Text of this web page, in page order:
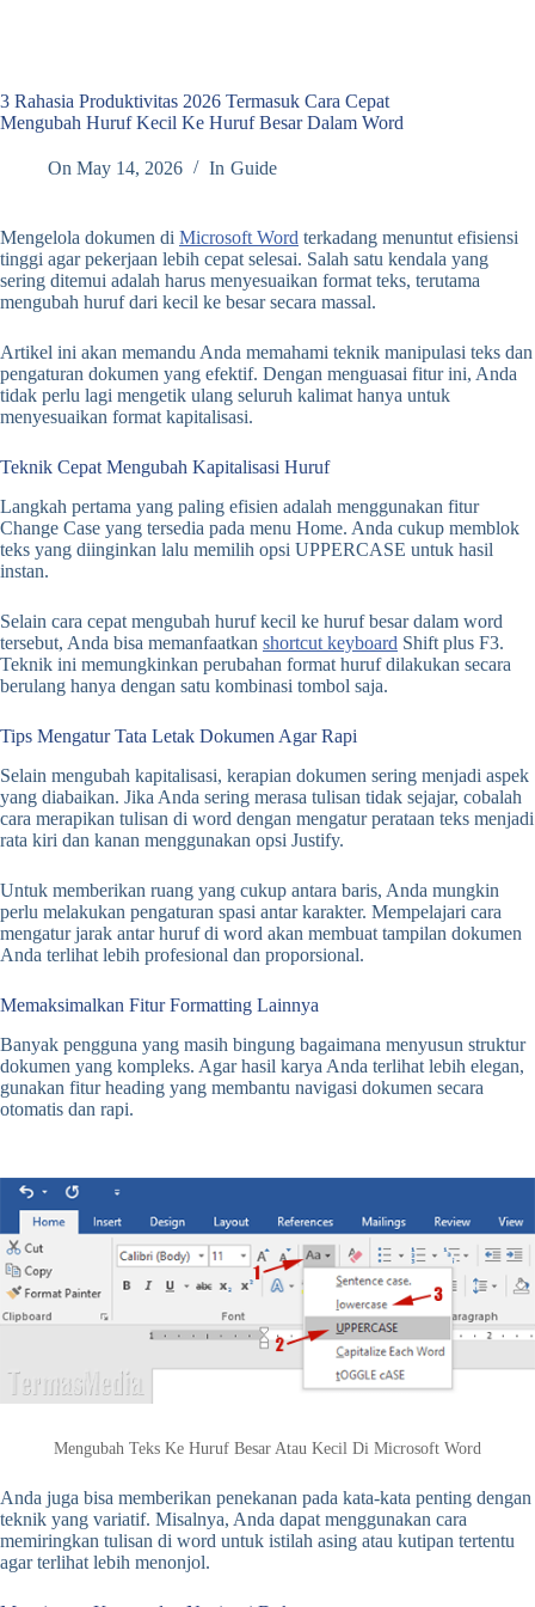
3 Rahasia Produktivitas 2026 Termasuk Cara Cepat
Mengubah Huruf Kecil Ke Huruf Besar Dalam Word
On May 14, 2026 In Guide
Mengelola dokumen di Microsoft Word terkadang menuntut efisiensi
tinggi agar pekerjaan lebih cepat selesai. Salah satu kendala yang
sering ditemui adalah harus menyesuaikan format teks, terutama
mengubah huruf dari kecil ke besar secara massal.
Artikel ini akan memandu Anda memahami teknik manipulasi teks dan
pengaturan dokumen yang efektif. Dengan menguasai fitur ini, Anda
tidak perlu lagi mengetik ulang seluruh kalimat hanya untuk
menyesuaikan format kapitalisasi.
Teknik Cepat Mengubah Kapitalisasi Huruf
Langkah pertama yang paling efisien adalah menggunakan fitur
Change Case yang tersedia pada menu Home. Anda cukup memblok
teks yang diinginkan lalu memilih opsi UPPERCASE untuk hasil
instan.
Selain cara cepat mengubah huruf kecil ke huruf besar dalam word
tersebut, Anda bisa memanfaatkan shortcut keyboard Shift plus F3.
Teknik ini memungkinkan perubahan format huruf dilakukan secara
berulang hanya dengan satu kombinasi tombol saja.
Tips Mengatur Tata Letak Dokumen Agar Rapi
Selain mengubah kapitalisasi, kerapian dokumen sering menjadi aspek
yang diabaikan. Jika Anda sering merasa tulisan tidak sejajar, cobalah
cara merapikan tulisan di word dengan mengatur perataan teks menjadi
rata kiri dan kanan menggunakan opsi Justify.
Untuk memberikan ruang yang cukup antara baris, Anda mungkin
perlu melakukan pengaturan spasi antar karakter. Mempelajari cara
mengatur jarak antar huruf di word akan membuat tampilan dokumen
Anda terlihat lebih profesional dan proporsional.
Memaksimalkan Fitur Formatting Lainnya
Banyak pengguna yang masih bingung bagaimana menyusun struktur
dokumen yang kompleks. Agar hasil karya Anda terlihat lebih elegan,
gunakan fitur heading yang membantu navigasi dokumen secara
otomatis dan rapi.
Mengubah Teks Ke Huruf Besar Atau Kecil Di Microsoft Word
Anda juga bisa memberikan penekanan pada kata-kata penting dengan
teknik yang variatif. Misalnya, Anda dapat menggunakan cara
memiringkan tulisan di word untuk istilah asing atau kutipan tertentu
agar terlihat lebih menonjol.